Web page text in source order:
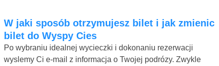
W jaki sposób otrzymujesz bilet i jak zmienic
bilet do Wyspy Cies
Po wybraniu idealnej wycieczki i dokonaniu rezerwacji
wyslemy Ci e-mail z informacja o Twojej podrózy. Zwykle